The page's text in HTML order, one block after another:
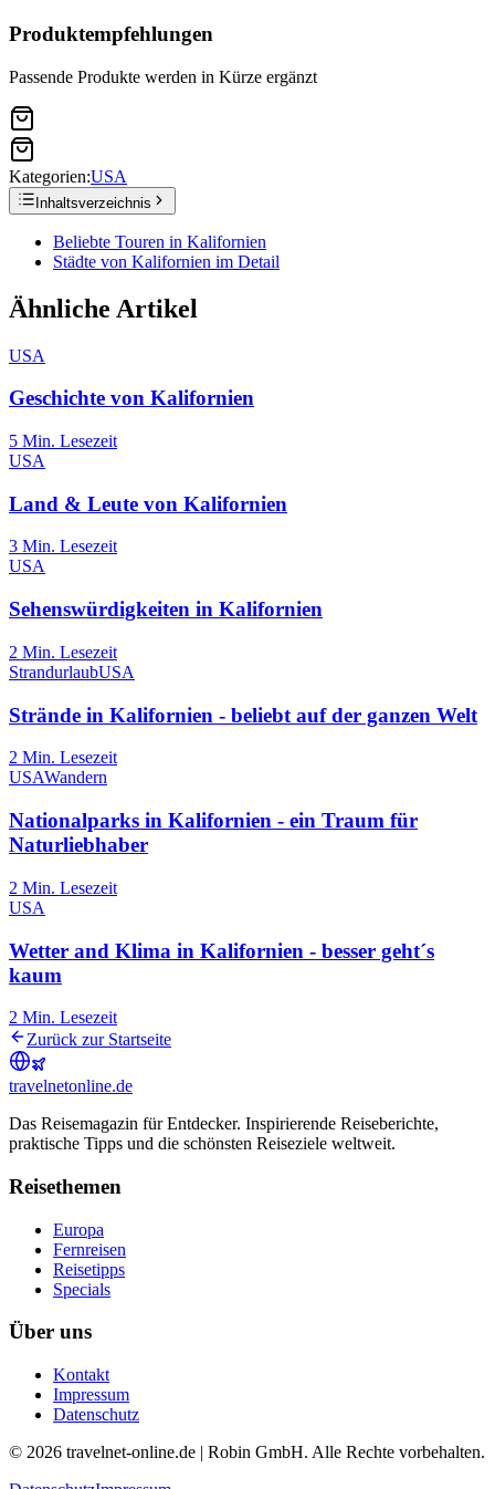
Produktempfehlungen
Passende Produkte werden in Kürze ergänzt
Kategorien:USA
Inhaltsverzeichnis
Beliebte Touren in Kalifornien
Städte von Kalifornien im Detail
Ähnliche Artikel
USA
Geschichte von Kalifornien
5 Min. Lesezeit
USA
Land & Leute von Kalifornien
3 Min. Lesezeit
USA
Sehenswürdigkeiten in Kalifornien
2 Min. Lesezeit
StrandurlaubUSA
Strände in Kalifornien - beliebt auf der ganzen Welt
2 Min. Lesezeit
USAWandern
Nationalparks in Kalifornien - ein Traum für
Naturliebhaber
2 Min. Lesezeit
USA
Wetter and Klima in Kalifornien - besser geht´s
kaum
2 Min. Lesezeit
Zurück zur Startseite
travelnetonline.de
Das Reisemagazin für Entdecker. Inspirierende Reiseberichte,
praktische Tipps und die schönsten Reiseziele weltweit.
Reisethemen
Europa
Fernreisen
Reisetipps
Specials
Über uns
Kontakt
Impressum
Datenschutz
© 2026 travelnet-online.de | Robin GmbH. Alle Rechte vorbehalten.